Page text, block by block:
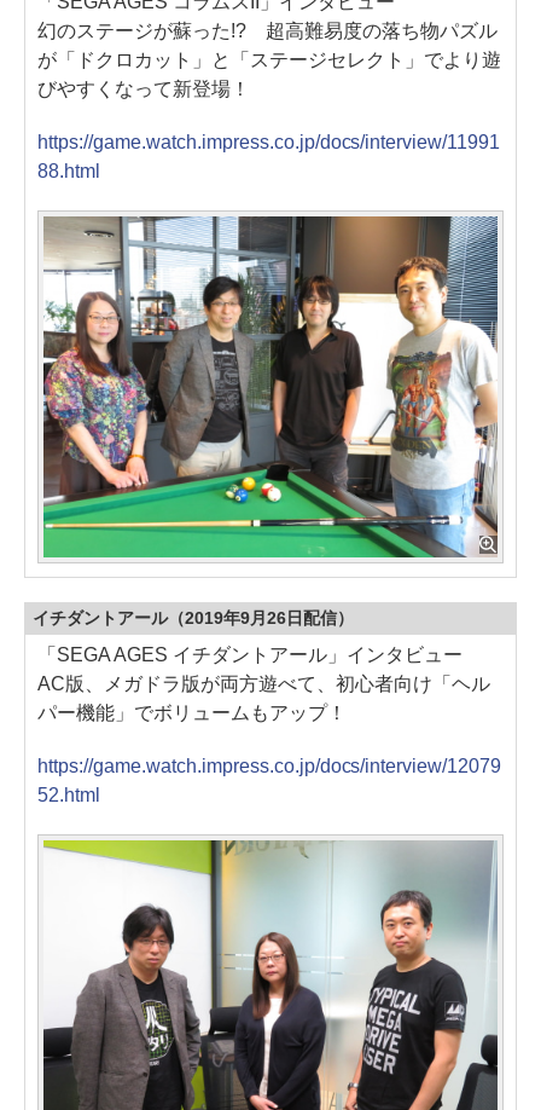
幻のステージが蘇った!? 超高難易度の落ち物パズル
が「ドクロカット」と「ステージセレクト」でより遊
びやすくなって新登場！
https://game.watch.impress.co.jp/docs/interview/11991
88.html
イチダントアール（2019年9月26日配信）
「SEGA AGES イチダントアール」インタビュー
AC版、メガドラ版が両方遊べて、初心者向け「ヘル
パー機能」でボリュームもアップ！
https://game.watch.impress.co.jp/docs/interview/12079
52.html